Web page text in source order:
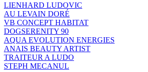
LIENHARD LUDOVIC
AU LEVAIN DORÉ
VB CONCEPT HABITAT
DOGSERENITY 90
AQUA EVOLUTION ENERGIES
ANAIS BEAUTY ARTIST
TRAITEUR A LUDO
STEPH MECANUL